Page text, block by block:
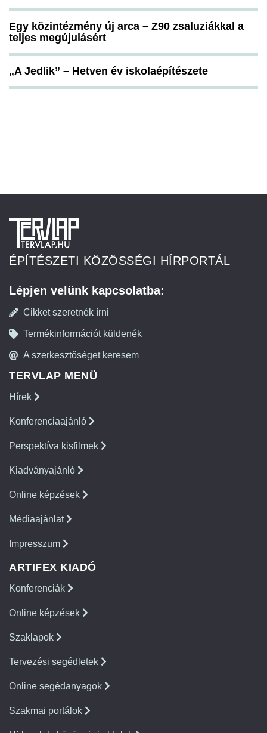
Egy közintézmény új arca – Z90 zsaluziákkal a
teljes megújulásért
„A Jedlik” – Hetven év iskolaépítészete
ÉPÍTÉSZETI KÖZÖSSÉGI HÍRPORTÁL
Lépjen velünk kapcsolatba:
Cikket szeretnék írni
Termékinformációt küldenék
A szerkesztőséget keresem
TERVLAP MENÜ
Hírek
Konferenciaajánló
Perspektíva kisfilmek
Kiadványajánló
Online képzések
Médiaajánlat
Impresszum
ARTIFEX KIADÓ
Konferenciák
Online képzések
Szaklapok
Tervezési segédletek
Online segédanyagok
Szakmai portálok